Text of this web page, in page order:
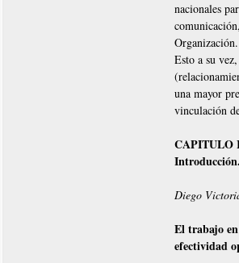
nacionales
Organización.
Esto a su
una mayor
vinculación
CAPITULO
Diego
El trabajo
efectividad